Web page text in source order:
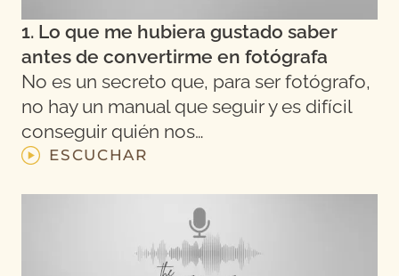
1. Lo que me hubiera gustado saber
antes de convertirme en fotógrafa
No es un secreto que, para ser fotógrafo,
no hay un manual que seguir y es difícil
conseguir quién nos…
ESCUCHAR